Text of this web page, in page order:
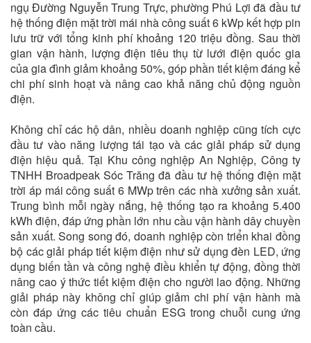
ngụ Đường Nguyễn Trung Trực, phường Phú Lợi đã đầu tư
hệ thống điện mặt trời mái nhà công suất 6 kWp kết hợp pin
lưu trữ với tổng kinh phí khoảng 120 triệu đồng. Sau thời
gian vận hành, lượng điện tiêu thụ từ lưới điện quốc gia
của gia đình giảm khoảng 50%, góp phần tiết kiệm đáng kể
chi phí sinh hoạt và nâng cao khả năng chủ động nguồn
điện.
Không chỉ các hộ dân, nhiều doanh nghiệp cũng tích cực
đầu tư vào năng lượng tái tạo và các giải pháp sử dụng
điện hiệu quả. Tại Khu công nghiệp An Nghiệp, Công ty
TNHH Broadpeak Sóc Trăng đã đầu tư hệ thống điện mặt
trời áp mái công suất 6 MWp trên các nhà xưởng sản xuất.
Trung bình mỗi ngày nắng, hệ thống tạo ra khoảng 5.400
kWh điện, đáp ứng phần lớn nhu cầu vận hành dây chuyền
sản xuất. Song song đó, doanh nghiệp còn triển khai đồng
bộ các giải pháp tiết kiệm điện như sử dụng đèn LED, ứng
dụng biến tần và công nghệ điều khiển tự động, đồng thời
nâng cao ý thức tiết kiệm điện cho người lao động. Những
giải pháp này không chỉ giúp giảm chi phí vận hành mà
còn đáp ứng các tiêu chuẩn ESG trong chuỗi cung ứng
toàn cầu.